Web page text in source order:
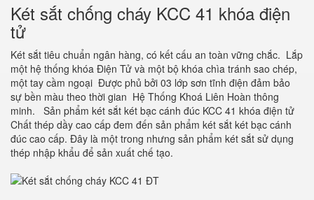
Két sắt chống cháy KCC 41 khóa điện
tử
Két sắt tiêu chuẩn ngân hàng, có kết cấu an toàn vững chắc. Lắp
một hệ thống khóa Điện Tử và một bộ khóa chìa tránh sao chép,
một tay cầm ngoại Được phủ bởi 03 lớp sơn tĩnh điện đảm bảo
sự bền màu theo thời gian Hệ Thống Khoá Liên Hoàn thông
minh. Sản phẩm két sắt két bạc cánh đúc KCC 41 khóa điện tử
Chất thép dầy cao cấp đem đến sản phẩm két sắt két bạc cánh
đúc cao cấp. Đây là một trong nhưng sản phẩm két sắt sử dụng
thép nhập khẩu để sản xuất chế tạo.